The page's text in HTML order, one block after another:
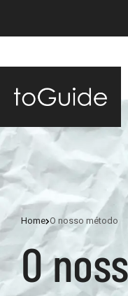
Home O nosso método
O